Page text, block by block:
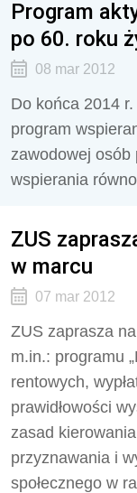
Program
po 60. roku
08 mar 2012
Do końca 2014
program
zawodowej osób
wspierania
ZUS
w marcu
07 mar 2012
ZUS zaprasza
m.in.: programu
rentowych,
prawidłowości
zasad
przyznawania i
społecznego w